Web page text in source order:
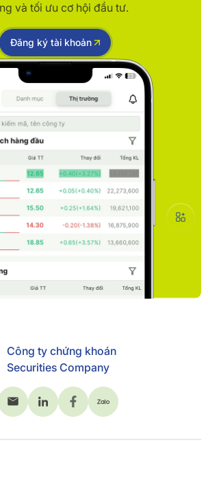
và tối ưu cơ hội đầu tư.
Đăng ký tài khoản
Công ty chứng khoán
Securities Company